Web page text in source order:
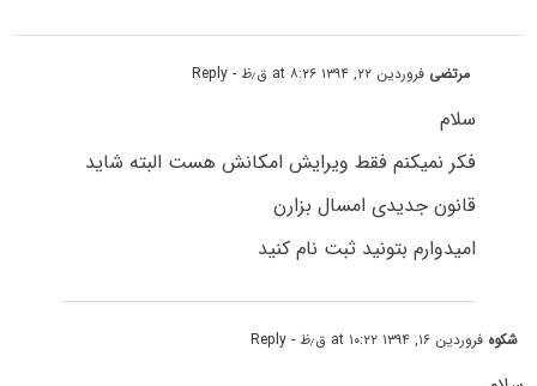
مرتضی فروردین ۲۲, ۱۳۹۴ at ۸:۲۶ ق٫ظ - Reply
سلام
فکر نمیکنم فقط ویرایش امکانش هست البته شاید
قانون جدیدی امسال بزارن
امیدوارم بتونید ثبت نام کنید
شکوه فروردین ۱۶, ۱۳۹۴ at ۱۰:۲۲ ق٫ظ - Reply